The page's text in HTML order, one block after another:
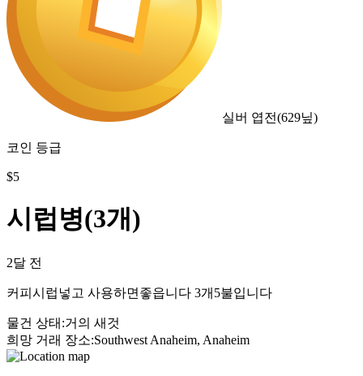
실버 엽전(629닢)
코인 등급
$5
시럽병(3개)
2달 전
커피시럽넣고 사용하면좋읍니다 3개5불입니다
물건 상태 :거의 새것
희망 거래 장소:Southwest Anaheim, Anaheim